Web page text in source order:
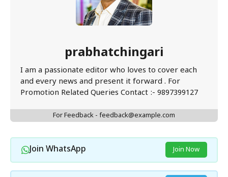
prabhatchingari
I am a passionate editor who loves to cover each
and every news and present it forward . For
Promotion Related Queries Contact :- 9897399127
For Feedback - feedback@example.com
Join WhatsApp Join Now